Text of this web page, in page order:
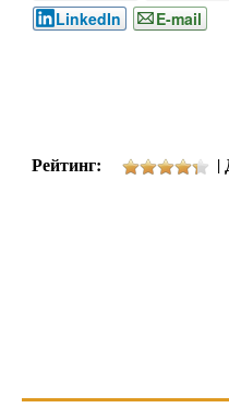
LinkedIn
E-mail
Рейтинг: |